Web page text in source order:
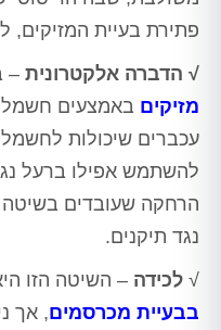
פתירת בעיית
√ הדברה אלקטרונית –
מזיקים באמצעים
עכברים שיכולות
להשתמש אפילו ברעל
הרחקה שעובדים בשיטה
נגד תיקנים.
√ לכידה – השיטה הזו
בבעיית מכרסמים, אך